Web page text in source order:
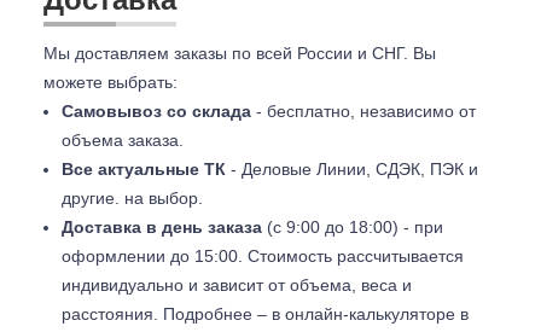
Мы доставляем заказы по всей России и СНГ. Вы
можете выбрать:
Самовывоз со склада - бесплатно, независимо от
объема заказа.
Все актуальные ТК - Деловые Линии, СДЭК, ПЭК и
другие. на выбор.
Доставка в день заказа (с 9:00 до 18:00) - при
оформлении до 15:00. Стоимость рассчитывается
индивидуально и зависит от объема, веса и
расстояния. Подробнее – в онлайн-калькуляторе в